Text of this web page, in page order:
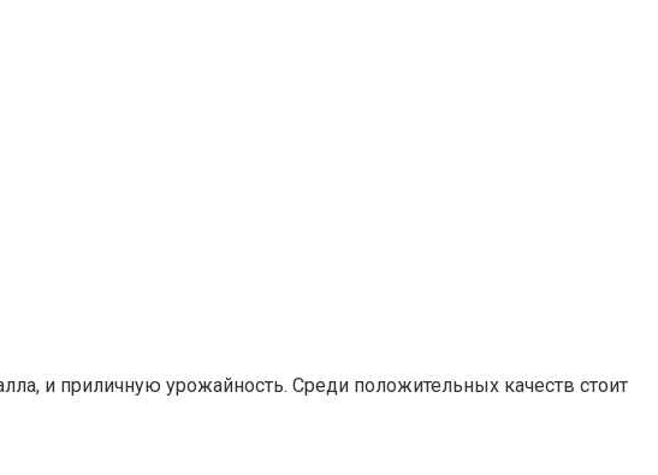
и приличную урожайность. Среди положительных качеств стоит